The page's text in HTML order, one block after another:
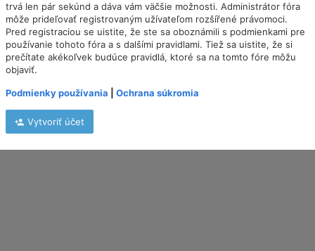
trvá len pár sekúnd a dáva vám väčšie možnosti. Administrátor fóra
môže prideľovať registrovaným užívateľom rozšířené právomoci.
Pred registraciou se uistite, že ste sa oboznámili s podmienkami pre
používanie tohoto fóra a s dalšími pravidlami. Tiež sa uistite, že si
prečítate akékoľvek budúce pravidlá, ktoré sa na tomto fóre môžu
objaviť.
Podmienky používania Ochrana súkromia
Vytvoriť účet